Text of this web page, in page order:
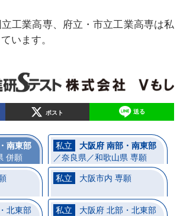
工業高専、府立・市立工業高専は私
います。
ポスト 送る
北東部
大阪府 北部・北東部
大阪市内 専願
南東部
併願
大阪府 南部・南東部
／奈良県／和歌山県 専願